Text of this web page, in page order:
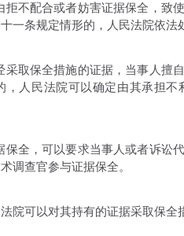
配合或者妨害证据保全，致
一条规定情形的，人民法院依法
保全措施的证据，当事人擅
，人民法院可以确定由其承担不
，可以要求当事人或者诉讼
调查官参与证据保全。
可以对其持有的证据采取保全